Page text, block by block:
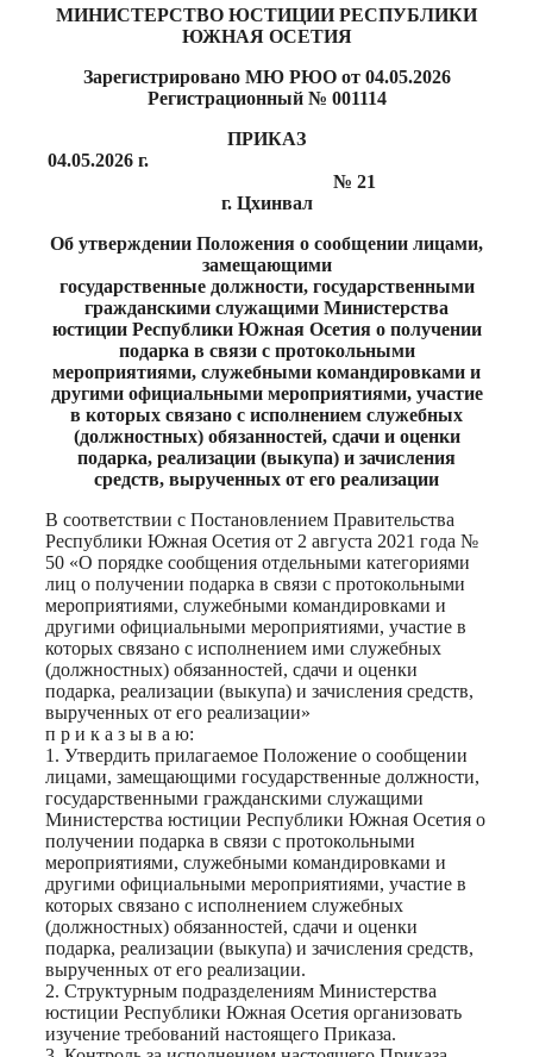
МИНИСТЕРСТВО ЮСТИЦИИ РЕСПУБЛИКИ
ЮЖНАЯ ОСЕТИЯ
Зарегистрировано МЮ РЮО от 04.05.2026
Регистрационный № 001114
ПРИКАЗ
04.05.2026 г.
№ 21
г. Цхинвал
Об утверждении Положения о сообщении лицами,
замещающими
государственные должности, государственными
гражданскими служащими Министерства
юстиции Республики Южная Осетия о получении
подарка в связи с протокольными
мероприятиями, служебными командировками и
другими официальными мероприятиями, участие
в которых связано с исполнением служебных
(должностных) обязанностей, сдачи и оценки
подарка, реализации (выкупа) и зачисления
средств, вырученных от его реализации
В соответствии с Постановлением Правительства
Республики Южная Осетия от 2 августа 2021 года №
50 «О порядке сообщения отдельными категориями
лиц о получении подарка в связи с протокольными
мероприятиями, служебными командировками и
другими официальными мероприятиями, участие в
которых связано с исполнением ими служебных
(должностных) обязанностей, сдачи и оценки
подарка, реализации (выкупа) и зачисления средств,
вырученных от его реализации»
п р и к а з ы в а ю:
1. Утвердить прилагаемое Положение о сообщении
лицами, замещающими государственные должности,
государственными гражданскими служащими
Министерства юстиции Республики Южная Осетия о
получении подарка в связи с протокольными
мероприятиями, служебными командировками и
другими официальными мероприятиями, участие в
которых связано с исполнением служебных
(должностных) обязанностей, сдачи и оценки
подарка, реализации (выкупа) и зачисления средств,
вырученных от его реализации.
2. Структурным подразделениям Министерства
юстиции Республики Южная Осетия организовать
изучение требований настоящего Приказа.